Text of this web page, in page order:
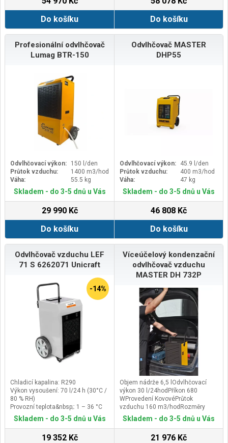
Do košíku
Do košíku
Profesionální odvlhčovač
Lumag BTR-150
Odvlhčovací výkon:
150 l/den
Průtok vzduchu:
1400 m3/hod
Váha:
55.5 kg
Skladem - do 3-5 dnů u Vás
29 990 Kč
Do košíku
Odvlhčovač MASTER
DHP55
Odvlhčovací výkon:
45.9 l/den
Průtok vzduchu:
400 m3/hod
Váha:
47 kg
Skladem - do 3-5 dnů u Vás
46 808 Kč
Do košíku
Odvlhčovač vzduchu LEF
71 S 6262071 Unicraft
-14%
Chladicí kapalina: R290
Výkon vysoušení: 70 l/24 h (30°C /
80 % RH)
Provozní teplota&nbsp;: 1 – 36 °C
°C
Max. množství vzduchu: 700 m³/h
Skladem - do 3-5 dnů u Vás
19 352 Kč
Víceúčelový kondenzační
odvlhčovač vzduchu
MASTER DH 732P
Objem nádrže 6,5 lOdvlhčovací
výkon 30 l/24hodPříkon 680
WProvedení KovovéPrůtok
vzduchu 160 m3/hodRozměry
402x387x592 mmDistribuce
CZHmotnost 19,5 kgNapájecí
Skladem - do 3-5 dnů u Vás
21 976 Kč